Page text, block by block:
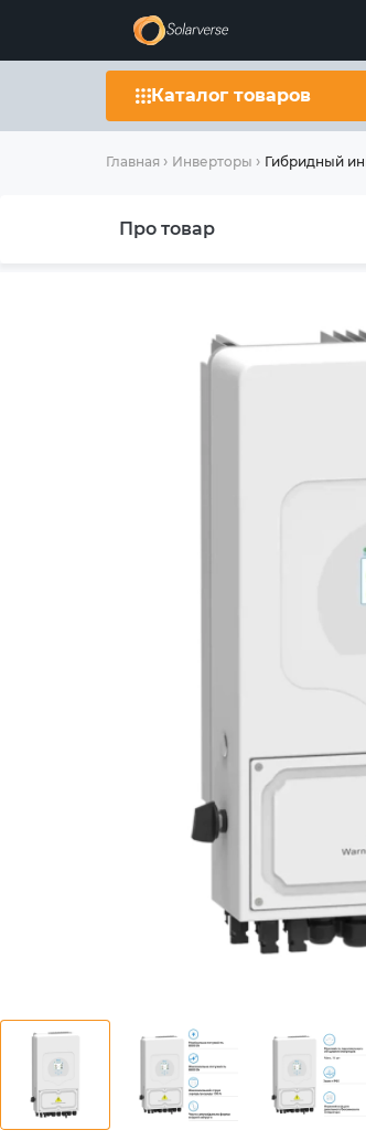
Каталог товаров
Главная Инверторы Гибридный
Про товар